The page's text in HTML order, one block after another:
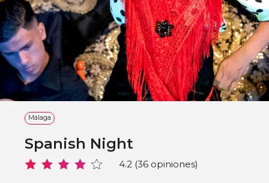
Málaga
Spanish Night
4.2 (36 opiniones)